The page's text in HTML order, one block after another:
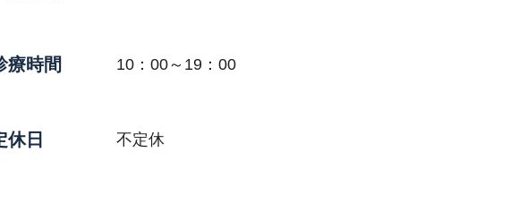
療時間 10：00～19：00
休日 不定休